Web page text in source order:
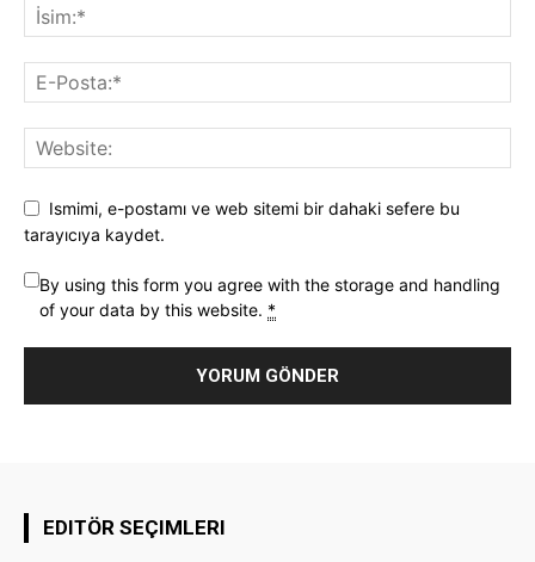
Ismimi, e-postamı ve web sitemi bir dahaki sefere bu
tarayıcıya kaydet.
By using this form you agree with the storage and handling
of your data by this website. *
EDITÖR SEÇIMLERI